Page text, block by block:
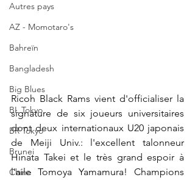
Autres pays
AZ - Momotaro's
Bahreïn
Bangladesh
Big Blues
BL Tokyo
BR Tokyo
Brunei
Chine
Ricoh Black Rams vient d'officialiser la
signature de six joueurs universitaires
dont deux internationaux U20 japonais
de Meiji Univ.: l'excellent talonneur
Hinata Takei et le très grand espoir à
l'aile Tomoya Yamamura! Champions